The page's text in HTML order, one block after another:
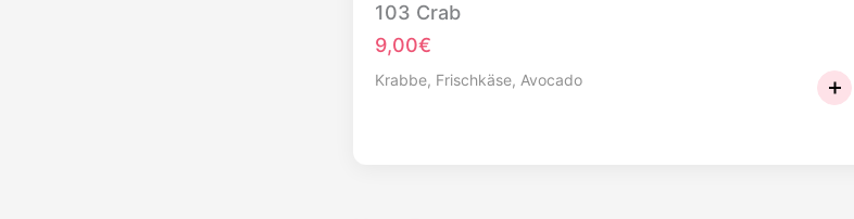
103 Crab
9,00€
Krabbe, Frischkäse, Avocado